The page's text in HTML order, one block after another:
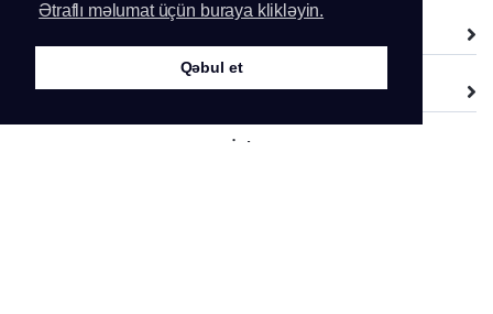
Ətraflı məlumat üçün buraya klikləyin.
Qəbul et
Leqal
İzlə